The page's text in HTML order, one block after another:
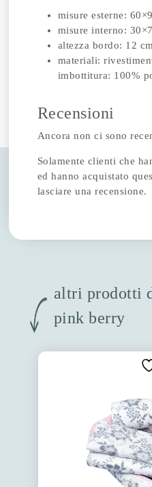
misure esterne:
misure interno:
altezza bordo: 12
materiali:
imbottitura: 100%
Recensioni
Ancora non ci sono
Solamente clienti che
ed hanno acquistato
lasciare una recensione.
altri prodotti
pink berry